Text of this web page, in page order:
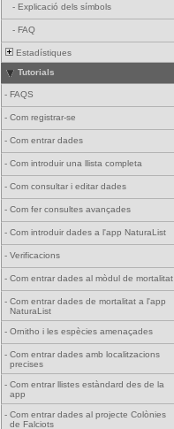
- Explicació dels símbols
- FAQ
Estadístiques
Tutorials
- FAQS
- Com registrar-se
- Com entrar dades
- Com introduir una llista completa
- Com consultar i editar dades
- Com fer consultes avançades
- Com introduir dades a l'app NaturaList
- Verificacions
- Com entrar dades al mòdul de mortalitat
- Com entrar dades de mortalitat a l'app
NaturaList
- Ornitho i les espècies amenaçades
- Com entrar dades amb localitzacions
precises
- Com entrar llistes estàndard des de la
app
- Com entrar dades al projecte Colònies
de Falciots